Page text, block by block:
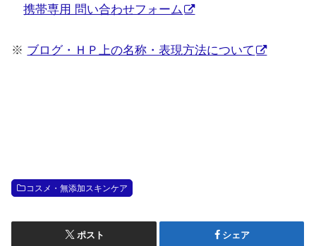
携帯専用 問い合わせフォーム
※ ブログ・ＨＰ上の名称・表現方法について
コスメ・無添加スキンケア
ポスト シェア